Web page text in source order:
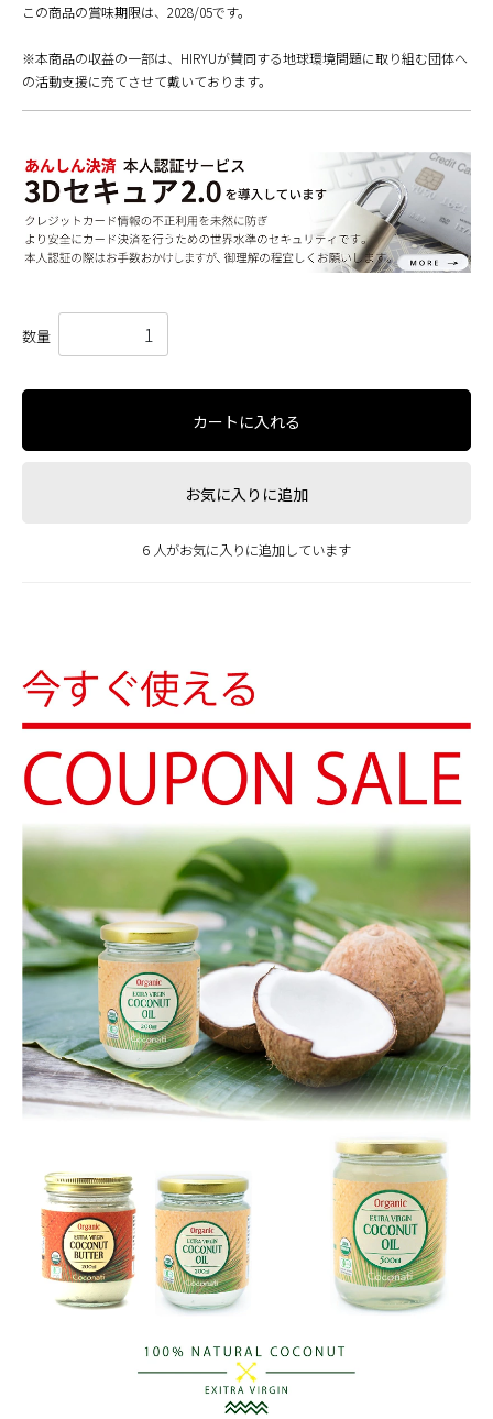
この商品の賞味期限は、2028/05です。
※本商品の収益の一部は、HIRYUが賛同する地球環境問題に取り組む団体へ
の活動支援に充てさせて戴いております。
数量
カートに入れる
お気に入りに追加
6 人がお気に入りに追加しています